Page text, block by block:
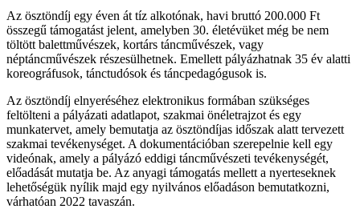
Az ösztöndíj egy éven át tíz alkotónak, havi bruttó 200.000 Ft
összegű támogatást jelent, amelyben 30. életévüket még be nem
töltött balettművészek, kortárs táncművészek, vagy
néptáncművészek részesülhetnek. Emellett pályázhatnak 35 év alatti
koreográfusok, tánctudósok és táncpedagógusok is.
Az ösztöndíj elnyeréséhez elektronikus formában szükséges
feltölteni a pályázati adatlapot, szakmai önéletrajzot és egy
munkatervet, amely bemutatja az ösztöndíjas időszak alatt tervezett
szakmai tevékenységet. A dokumentációban szerepelnie kell egy
videónak, amely a pályázó eddigi táncművészeti tevékenységét,
előadását mutatja be. Az anyagi támogatás mellett a nyerteseknek
lehetőségük nyílik majd egy nyilvános előadáson bemutatkozni,
várhatóan 2022 tavaszán.